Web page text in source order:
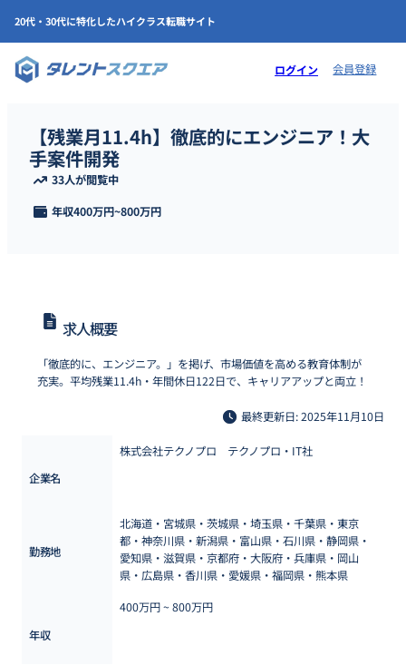
20代・30代に特化したハイクラス転職サイト
ログイン 会員登録
【残業月11.4h】徹底的にエンジニア！大
手案件開発
33人が閲覧中
年収400万円~800万円
求人概要
「徹底的に、エンジニア。」を掲げ、市場価値を高める教育体制が
充実。平均残業11.4h・年間休日122日で、キャリアアップと両立！
最終更新日: 2025年11月10日
企業名
株式会社テクノプロ　テクノプロ・IT社
勤務地
北海道・宮城県・茨城県・埼玉県・千葉県・東京
都・神奈川県・新潟県・富山県・石川県・静岡県・
愛知県・滋賀県・京都府・大阪府・兵庫県・岡山
県・広島県・香川県・愛媛県・福岡県・熊本県
年収
400万円 ~ 800万円